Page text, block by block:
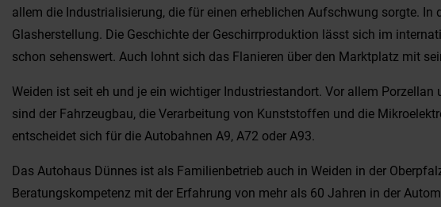
allem die Industrialisierung, die für einen erheblichen Aufschwung sorgte.
Glasherstellung. Die Geschichte der Geschirrproduktion lässt sich im
schon sehenswert. Auch lohnt sich das Flanieren über den Marktplatz mit
Weiden ist seit eh und je ein wichtiger Industriestandort. Vor allem
sind der Fahrzeugbau, die Verarbeitung von Kunststoffen und die
entscheidet sich für die Autobahnen A9, A72 oder A93.
Das Autohaus Dünnes ist als Familienbetrieb auch in Weiden in der
Beratungskompetenz mit der Erfahrung von mehr als 60 Jahren in der